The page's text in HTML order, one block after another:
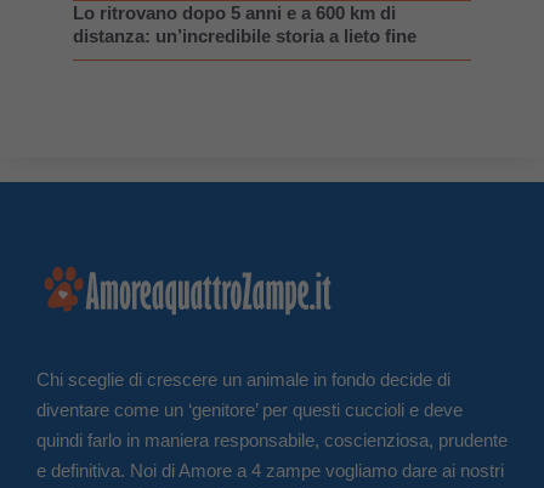
Lo ritrovano dopo 5 anni e a 600 km di
distanza: un’incredibile storia a lieto fine
Chi sceglie di crescere un animale in fondo decide di
diventare come un ‘genitore’ per questi cuccioli e deve
quindi farlo in maniera responsabile, coscienziosa, prudente
e definitiva. Noi di Amore a 4 zampe vogliamo dare ai nostri